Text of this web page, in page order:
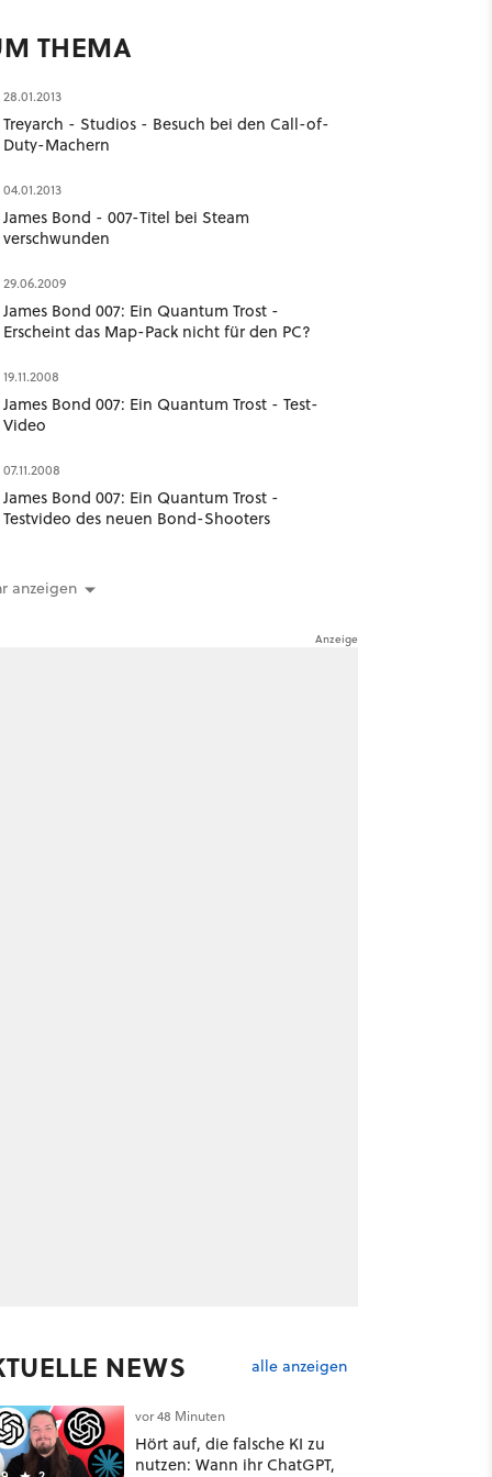
THEMA
28.01.2013
Treyarch - Studios - Besuch bei den Call-of-
Duty-Machern
04.01.2013
James Bond - 007-Titel bei Steam
verschwunden
29.06.2009
James Bond 007: Ein Quantum Trost -
Erscheint das Map-Pack nicht für den PC?
19.11.2008
James Bond 007: Ein Quantum Trost - Test-
Video
07.11.2008
James Bond 007: Ein Quantum Trost -
Testvideo des neuen Bond-Shooters
anzeigen
NEWS alle anzeigen
vor 48 Minuten
Hört auf, die falsche KI zu
nutzen: Wann ihr ChatGPT,